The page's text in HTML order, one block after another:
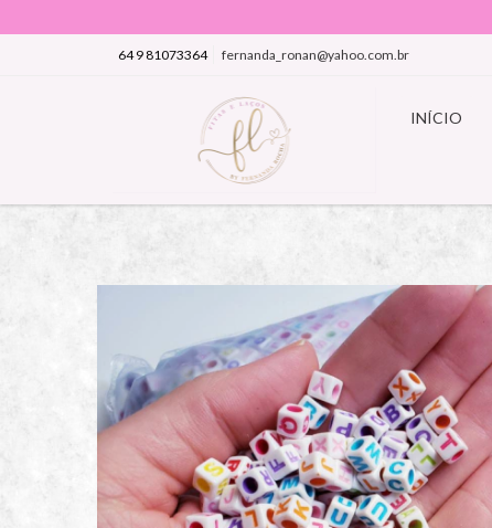
64 9 81073364 fernanda_ronan@yahoo.com.br
INÍCIO